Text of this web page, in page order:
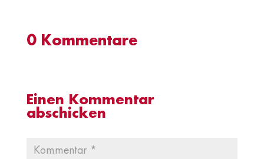
0 Kommentare
Einen Kommentar
abschicken